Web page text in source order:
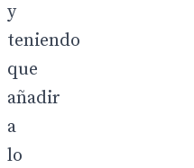
y
teniendo
que
añadir
a
lo